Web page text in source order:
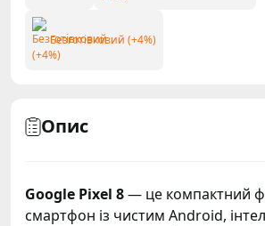
Безготівковий (+4%)
Опис
Google Pixel 8— це компактний
смартфон із чистим Android,